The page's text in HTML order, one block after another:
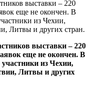
выставки – 220
еще не окончен. В
из Чехии,
Литвы и других стран.
выставки – 220
еще не окончен. В
из Чехии,
Литвы и других